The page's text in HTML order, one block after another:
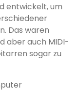
entwickelt, um
Das waren
aber auch MIDI-
sogar zu